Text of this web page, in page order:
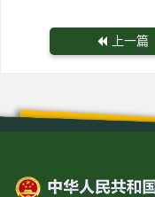
上一篇